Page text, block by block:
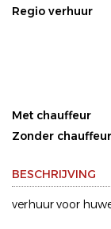
Regio verhuur
Met chauffeur
Zonder chauffeur
BESCHRIJVING
verhuur voor